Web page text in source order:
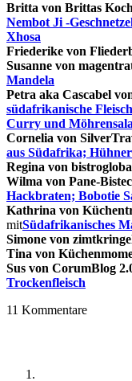
Britta von Brittas
Nembot Ji -
Xhosa
Friederike von
Susanne von
Mandela
Petra aka Cascabel
südafrikanische
Curry und
Cornelia von
aus Südafrika;
Regina von
Wilma von Pane-
Hackbraten; Bobotie
Kathrina von
mitSüdafrikanisches
Simone von
Tina von
Sus von CorumBlog
Trockenfleisch
11 Kommentare